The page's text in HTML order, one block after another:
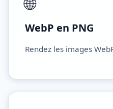
WebP en PNG
Rendez les images